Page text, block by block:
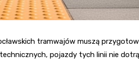
tramwajów muszą
pojazdy tych linii nie